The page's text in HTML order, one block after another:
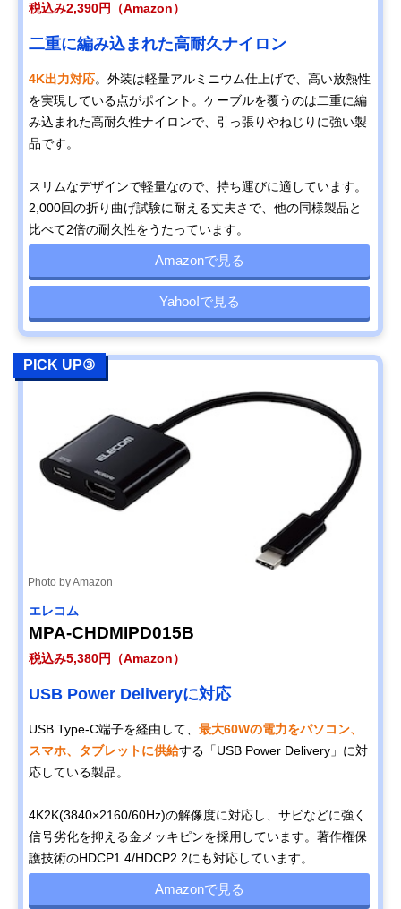
税込み2,390円（Amazon）
二重に編み込まれた高耐久ナイロン
4K出力対応。外装は軽量アルミニウム仕上げで、高い放熱性
を実現している点がポイント。ケーブルを覆うのは二重に編
み込まれた高耐久性ナイロンで、引っ張りやねじりに強い製
品です。
スリムなデザインで軽量なので、持ち運びに適しています。
2,000回の折り曲げ試験に耐える丈夫さで、他の同様製品と
比べて2倍の耐久性をうたっています。
Amazonで見る
Yahoo!で見る
PICK UP③
Photo by Amazon
エレコム
MPA-CHDMIPD015B
税込み5,380円（Amazon）
USB Power Deliveryに対応
USB Type-C端子を経由して、 最大60Wの電力をパソコン、
スマホ、タブレットに供給する「USB Power Delivery」に対
応している製品。
4K2K(3840×2160/60Hz)の解像度に対応し、サビなどに強く
信号劣化を抑える金メッキピンを採用しています。著作権保
護技術のHDCP1.4/HDCP2.2にも対応しています。
Amazonで見る